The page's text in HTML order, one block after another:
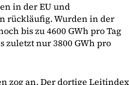
in der EU und
rückläufig. Wurden in der
bis zu 4600 GWh pro Tag
zuletzt nur 3800 GWh pro
zog an. Der dortige Leitindex